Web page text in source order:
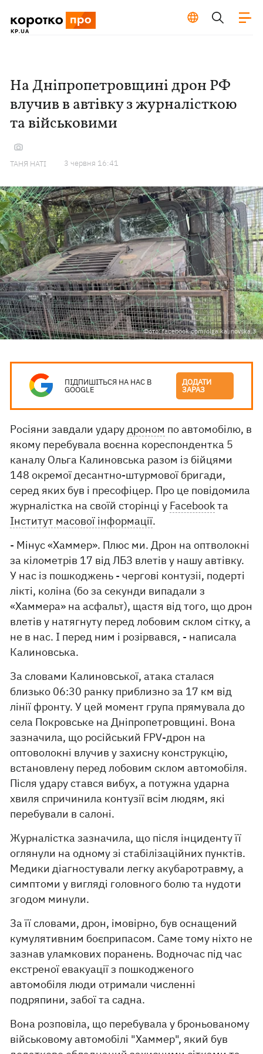
На Дніпропетровщині дрон РФ
влучив в автівку з журналісткою
та військовими
ТАНЯ НАТІ 3 червня 16:41
Фото: facebook.com/olga.kalinovska.3
ПІДПИШІТЬСЯ НА НАС В
GOOGLE
ДОДАТИ
ЗАРАЗ
Росіяни завдали ударудроном по автомобілю, в
якому перебувала воєнна кореспондентка 5
каналу Ольга Калиновська разом із бійцями
148 окремої десантно-штурмової бригади,
серед яких був і пресофіцер. Про це повідомила
журналістка на своїй сторінці у Facebookта
Інститут масової інформації.
- Мінус «Хаммер». Плюс ми. Дрон на оптволокні
за кілометрів 17 від ЛБЗ влетів у нашу автівку.
У нас із пошкоджень - чергові контузіі, подерті
лікті, коліна (бо за секунди випадали з
«Хаммера» на асфальт), щастя від того, що дрон
влетів у натягнуту перед лобовим склом сітку, а
не в нас. І перед ним і розірвався, - написала
Калиновська.
За словами Калиновської, атака сталася
близько 06:30 ранку приблизно за 17 км від
лінії фронту. У цей момент група прямувала до
села Покровське на Дніпропетровщині. Вона
зазначила, що російський FPV-дрон на
оптоволокні влучив у захисну конструкцію,
встановлену перед лобовим склом автомобіля.
Після удару стався вибух, а потужна ударна
хвиля спричинила контузії всім людям, які
перебували в салоні.
Журналістка зазначила, що після інциденту її
оглянули на одному зі стабілізаційних пунктів.
Медики діагностували легку акубаротравму, а
симптоми у вигляді головного болю та нудоти
згодом минули.
За її словами, дрон, імовірно, був оснащений
кумулятивним боєприпасом. Саме тому ніхто не
зазнав уламкових поранень. Водночас під час
екстреної евакуації з пошкодженого
автомобіля люди отримали численні
подряпини, забої та садна.
Вона розповіла, що перебувала у броньованому
військовому автомобілі "Хаммер", який був